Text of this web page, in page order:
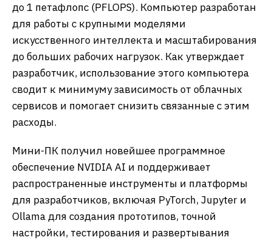
до 1 петафлопс (PFLOPS). Компьютер разработан
для работы с крупными моделями
искусственного интеллекта и масштабирования
до больших рабочих нагрузок. Как утверждает
разработчик, использование этого компьютера
сводит к минимуму зависимость от облачных
сервисов и помогает снизить связанные с этим
расходы.
Мини-ПК получил новейшее программное
обеспечение NVIDIA AI и поддерживает
распространенные инструменты и платформы
для разработчиков, включая PyTorch, Jupyter и
Ollama для создания прототипов, точной
настройки, тестирования и развертывания